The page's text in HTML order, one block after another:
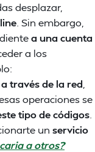
desplazar,
. Sin embargo,
a una cuenta
a los
a través de la red
operaciones se
tipo de códigos
un servicio
a otros?